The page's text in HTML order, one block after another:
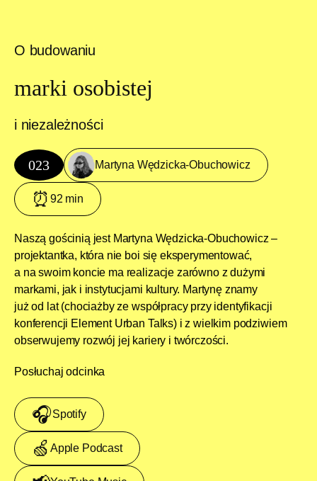
O budowaniu
marki osobistej
i niezależności
023 Martyna Wędzicka-Obuchowicz
⏰ 92 min
Naszą gościnią jest Martyna Wędzicka-Obuchowicz –
projektantka, która nie boi się eksperymentować,
a na swoim koncie ma realizacje zarówno z dużymi
markami, jak i instytucjami kultury. Martynę znamy
już od lat (chociażby ze współpracy przy identyfikacji
konferencji Element Urban Talks) i z wielkim podziwiem
obserwujemy rozwój jej kariery i twórczości.
Posłuchaj odcinka
🎧Spotify
🍏 Apple Podcast